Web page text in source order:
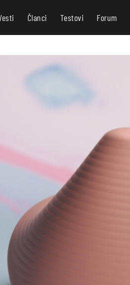
Članci Testovi Forum